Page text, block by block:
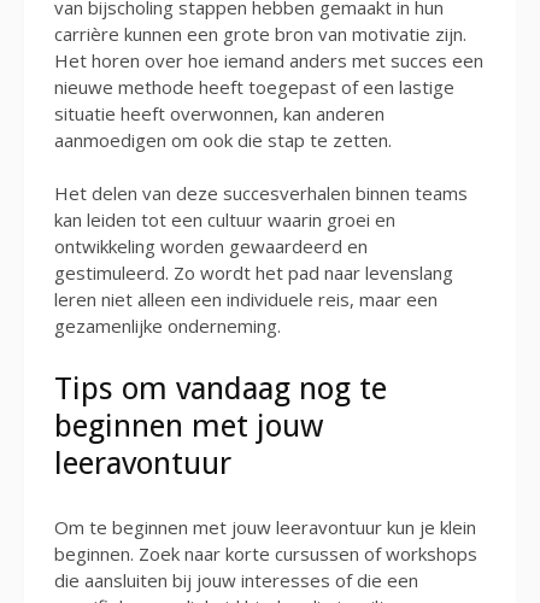
van bijscholing stappen hebben gemaakt in hun
carrière kunnen een grote bron van motivatie zijn.
Het horen over hoe iemand anders met succes een
nieuwe methode heeft toegepast of een lastige
situatie heeft overwonnen, kan anderen
aanmoedigen om ook die stap te zetten.
Het delen van deze succesverhalen binnen teams
kan leiden tot een cultuur waarin groei en
ontwikkeling worden gewaardeerd en
gestimuleerd. Zo wordt het pad naar levenslang
leren niet alleen een individuele reis, maar een
gezamenlijke onderneming.
Tips om vandaag nog te
beginnen met jouw
leeravontuur
Om te beginnen met jouw leeravontuur kun je klein
beginnen. Zoek naar korte cursussen of workshops
die aansluiten bij jouw interesses of die een